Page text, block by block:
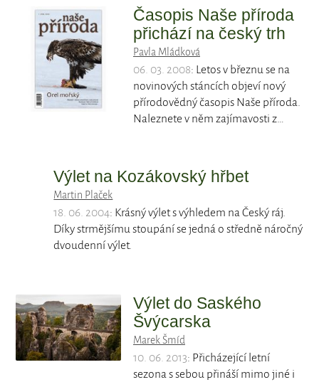
Časopis Naše příroda
přichází na český trh
Pavla Mládková
06. 03. 2008: Letos v březnu se na
novinových stáncích objeví nový
přírodovědný časopis Naše příroda.
Naleznete v něm zajímavosti z…
Výlet na Kozákovský hřbet
Martin Plaček
18. 06. 2004: Krásný výlet s výhledem na Český ráj.
Díky strmějšímu stoupání se jedná o středně náročný
dvoudenní výlet.
Výlet do Saského
Švýcarska
Marek Šmíd
10. 06. 2013: Přicházející letní
sezona s sebou přináší mimo jiné i